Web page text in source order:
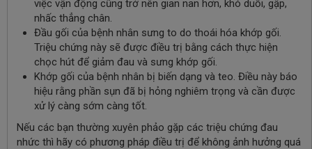
việc vận động cũng trở nên gian nan hơn, khó duỗi, gập,
nhấc thẳng chân.
Đầu gối của bệnh nhân sưng to do thoái hóa khớp gối.
Triệu chứng này sẽ được điều trị bằng cách thực hiện
chọc hút để giảm đau và sưng khớp gối.
Khớp gối của bệnh nhân bị biến dạng và teo. Điều này báo
hiệu rằng phần sụn đã bị hỏng nghiêm trọng và cần được
xử lý càng sớm càng tốt.
Nếu các bạn thường xuyên phảo gặp các triệu chứng đau
nhức thì hãy có phương pháp điều trị để không ảnh hưởng quá